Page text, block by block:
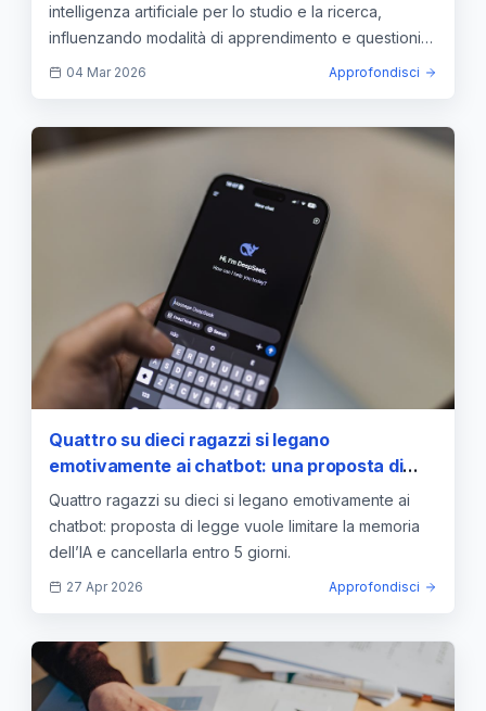
intelligenza artificiale per lo studio e la ricerca,
influenzando modalità di apprendimento e questioni
etiche.
04 Mar 2026 Approfondisci
Quattro su dieci ragazzi si legano
emotivamente ai chatbot: una proposta di
legge vuole limitare la memoria dell’IA
Quattro ragazzi su dieci si legano emotivamente ai
chatbot: proposta di legge vuole limitare la memoria
dell’IA e cancellarla entro 5 giorni.
27 Apr 2026 Approfondisci